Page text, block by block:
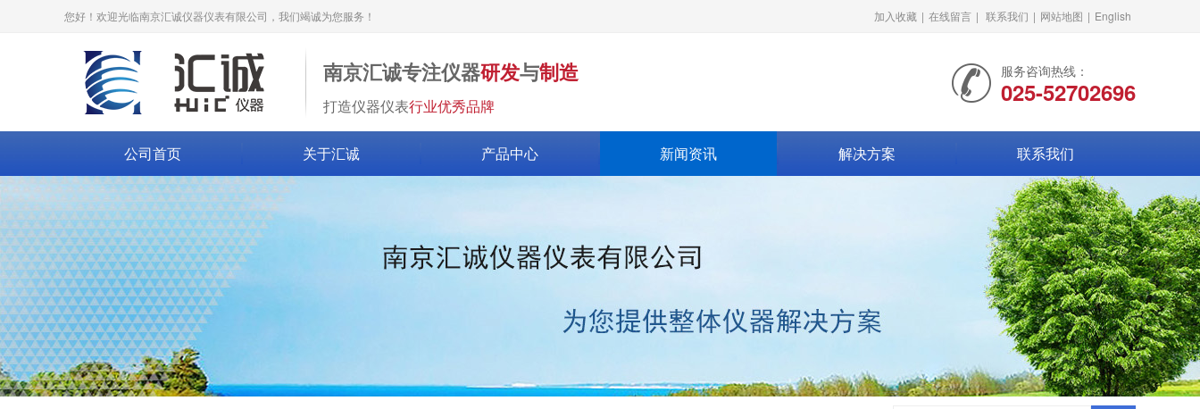
您好！欢迎光临南京汇诚仪器仪表有限公司，我们竭诚为您服务！ 加入收藏 | 在线留言 | 联系我们 | 网站地图 | English
南京汇诚专注仪器研发与制造
打造仪器仪表行业优秀品牌
服务咨询热线：
025-52702696
公司首页 关于汇诚 产品中心 新闻资讯 解决方案 联系我们